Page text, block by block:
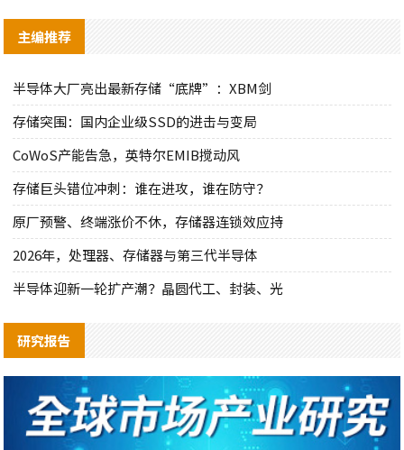
主编推荐
半导体大厂亮出最新存储“底牌”：XBM剑
存储突围：国内企业级SSD的进击与变局
CoWoS产能告急，英特尔EMIB搅动风
存储巨头错位冲刺：谁在进攻，谁在防守？
原厂预警、终端涨价不休，存储器连锁效应持
2026年，处理器、存储器与第三代半导体
半导体迎新一轮扩产潮？晶圆代工、封装、光
研究报告